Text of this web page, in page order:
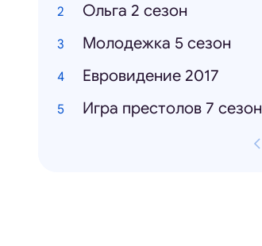
Ольга 2 сезон
Молодежка 5 сезон
Евровидение 2017
Игра престолов 7 сезон